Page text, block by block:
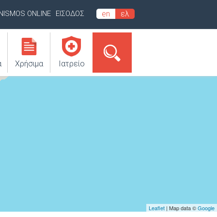
ΕΙΣΟΔΟΣ en ελ
ONLINE
Χρήσιμα Ιατρείο
Leaflet | Map data ©Google